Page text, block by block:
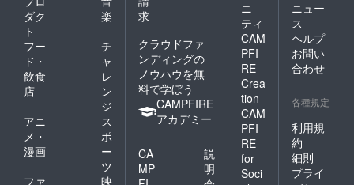
ダク
ト
楽
フー
ド・
飲食
店
チ
ャ
レ
ン
ジ
アニ
メ・
漫画
ス
ポ
ー
ツ
ファ
映
求
クラウドファ
ンディングの
ノウハウを無
料で学ぼう
CAMPFIRE
アカデミー
CA
MP
説
明
ニ
ティ
CAM
PFI
RE
Crea
tion
CAM
PFI
RE
for
Soci
ニュー
ス
ヘルプ
お問い
合わせ
各種規定
利用規
約
細則
プライ